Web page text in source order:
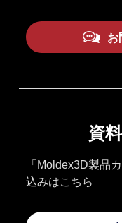
お
資
「Moldex3D製品
込みはこちら